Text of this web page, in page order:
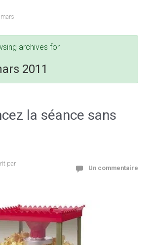
mars
archives for
2011
la séance sans
par
Un commentaire